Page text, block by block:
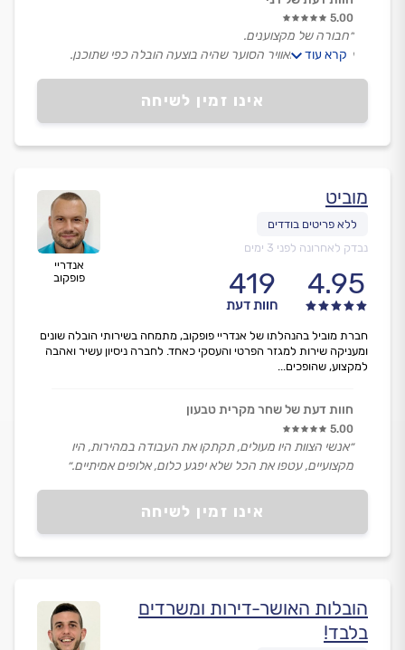
אינו זמין לשיחה
5.00
״חבורה של מקצוענים.
למרות מזג האוויר הסוער שהיה בוצעה הובלה כפי שתוכנן.
בוצע פירוק והרכבה של מקררים מיטות ועוד.
קרא עוד
אנדריי
פופקוב
מוביט
נבדק לאחרונה לפני 3 ימים
4.95
419
חוות דעת
אינו זמין לשיחה
חברת מוביל בהנהלתו של אנדריי פופקוב, מתמחה בשירותי הובלה שונים
ומעניקה שירות למגזר הפרטי והעסקי כאחד. לחברה ניסיון עשיר ואהבה
למקצוע, שהופכים...
חוות דעת של שחר מקרית טבעון
5.00
״אנשי הצוות היו מעולים, תקתקו את העבודה במהירות, היו
מקצועיים, עטפו את הכל שלא יפגע כלום, אלופים אמיתיים.״
הובלות האושר-דירות ומשרדים
בלבד!